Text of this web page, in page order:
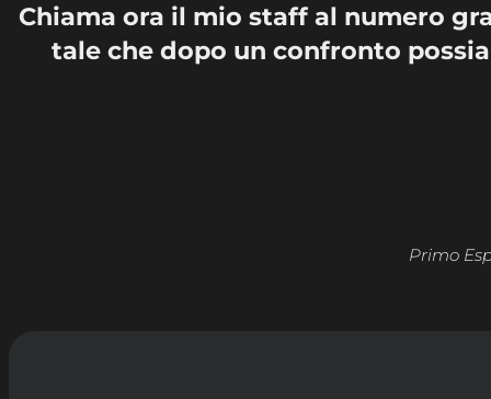
Chiama ora il mio staff al numero
tale che dopo un confronto
Primo